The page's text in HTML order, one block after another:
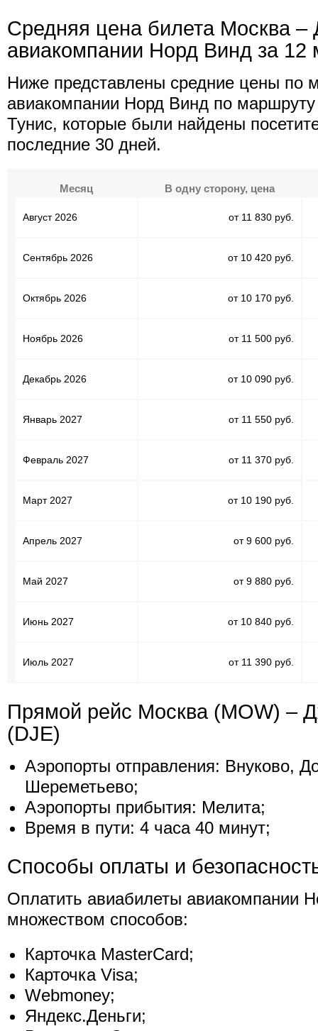
Средняя цена билета Москва –
авиакомпании Норд Винд за 12
Ниже представлены средние цены по
авиакомпании Норд Винд по
Тунис, которые были найдены
последние 30 дней.
Месяц В одну сторону, цена
Август 2026 от 11 830 руб.
Сентябрь 2026 от 10 420 руб.
Октябрь 2026 от 10 170 руб.
Ноябрь 2026 от 11 500 руб.
Декабрь 2026 от 10 090 руб.
Январь 2027 от 11 550 руб.
Февраль 2027 от 11 370 руб.
Март 2027 от 10 190 руб.
Апрель 2027 от 9 600 руб.
Май 2027 от 9 880 руб.
Июнь 2027 от 10 840 руб.
Июль 2027 от 11 390 руб.
Прямой рейс Москва (MOW) –
(DJE)
Аэропорты отправления: Внуково,
Шереметьево;
Аэропорты прибытия: Мелита;
Время в пути: 4 часа 40 минут;
Способы оплаты и
Оплатить авиабилеты авиакомпании
множеством способов:
Карточка MasterCard;
Карточка Visa;
Webmoney;
Яндекс.Деньги;